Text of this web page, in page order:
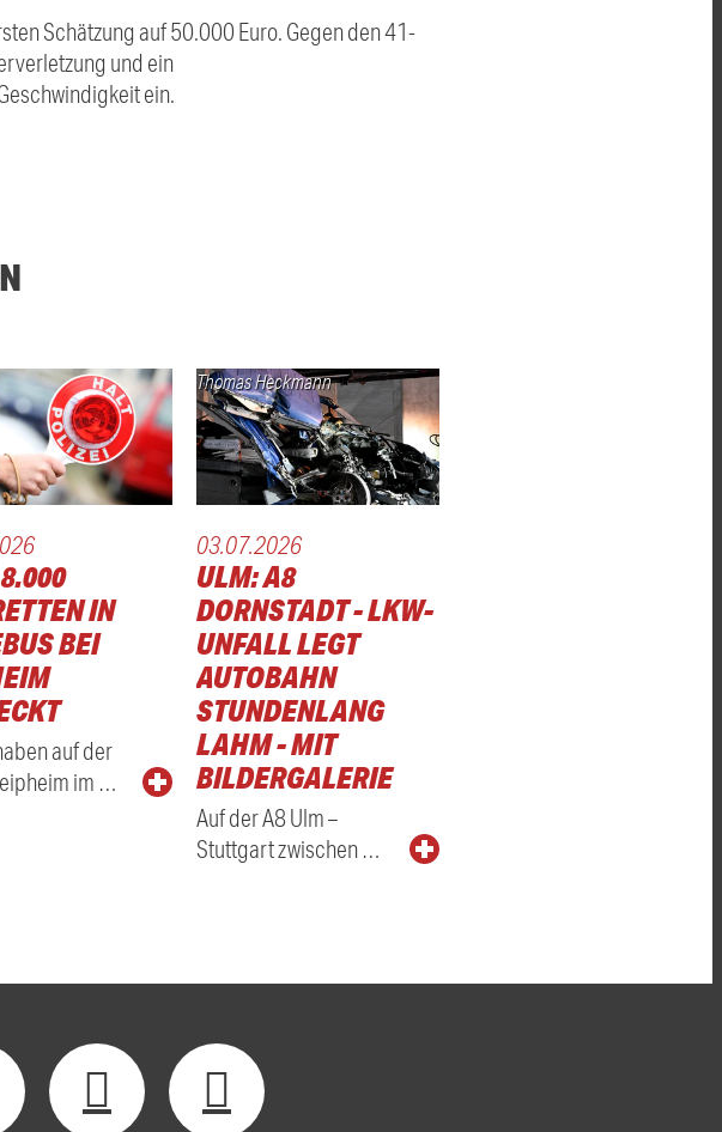
Schätzung auf 50.000 Euro. Gegen den 41-
und ein
ein.
IN
BEI
auf der
im …
Thomas Heckmann
03.07.2026
ULM: A8
DORNSTADT - LKW-
UNFALL LEGT
AUTOBAHN
STUNDENLANG
LAHM - MIT
BILDERGALERIE
Auf der A8 Ulm –
Stuttgart zwischen …